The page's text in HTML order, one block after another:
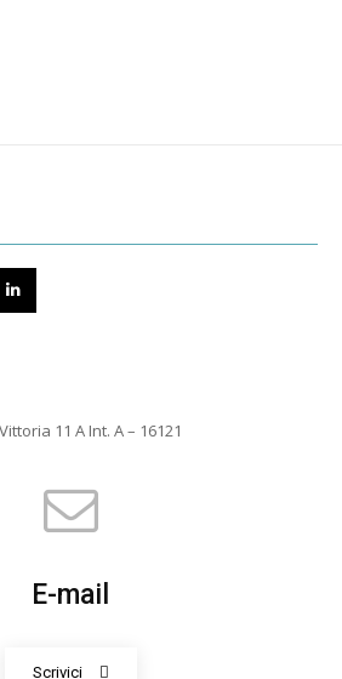
11 A Int. A – 16121
E-mail
Scrivici